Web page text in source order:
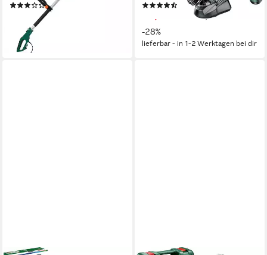
(6)
89,95 €
lieferbar - in 3-4 Werktagen bei dir
(114)
161,98 €
-28%
lieferbar - in 1-2 Werktagen bei dir